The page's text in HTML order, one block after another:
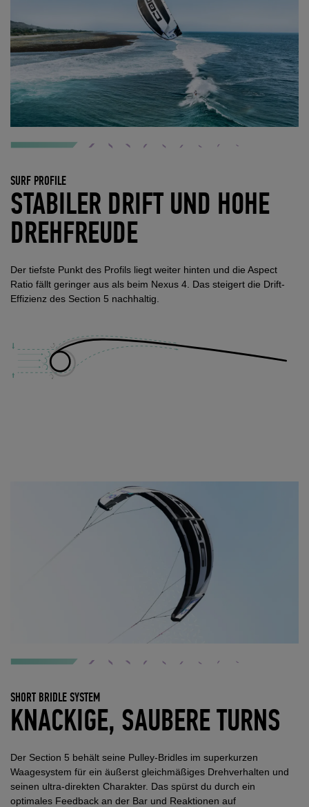
SURF PROFILE
STABILER DRIFT UND HOHE
DREHFREUDE
Der tiefste Punkt des Profils liegt weiter hinten und die Aspect
Ratio fällt geringer aus als beim Nexus 4. Das steigert die Drift-
Effizienz des Section 5 nachhaltig.
SHORT BRIDLE SYSTEM
KNACKIGE, SAUBERE TURNS
Der Section 5 behält seine Pulley-Bridles im superkurzen
Waagesystem für ein äußerst gleichmäßiges Drehverhalten und
seinen ultra-direkten Charakter. Das spürst du durch ein
optimales Feedback an der Bar und Reaktionen auf